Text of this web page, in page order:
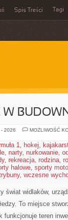
Spis Treści Tagi
W
- 2026
MOŻLIWOŚĆ
1, hokej,
, narty, nurkowanie,
, rekreacja, rodzina,
halowe, sporty
, wczesne
świat widlaków,
To miejsce
funkcjonuje teren